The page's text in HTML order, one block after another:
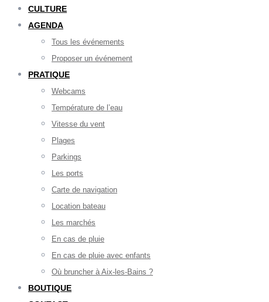
CULTURE
AGENDA
Tous les événements
Proposer un événement
PRATIQUE
Webcams
Température de l’eau
Vitesse du vent
Plages
Parkings
Les ports
Carte de navigation
Location bateau
Les marchés
En cas de pluie
En cas de pluie avec enfants
Où bruncher à Aix-les-Bains ?
BOUTIQUE